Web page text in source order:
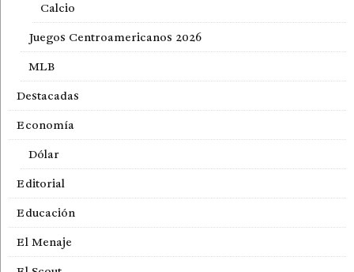
Calcio
Juegos Centroamericanos 2026
MLB
Destacadas
Economía
Dólar
Editorial
Educación
El Menaje